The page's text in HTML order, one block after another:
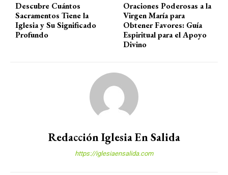
Descubre Cuántos
Sacramentos Tiene la
Iglesia y Su Significado
Profundo
Oraciones Poderosas a la
Virgen María para
Obtener Favores: Guía
Espiritual para el Apoyo
Divino
Redacción Iglesia En Salida
https://iglesiaensalida.com